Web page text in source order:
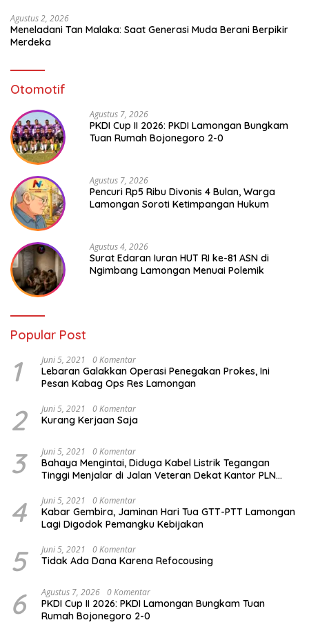
Agustus 2, 2026
Meneladani Tan Malaka: Saat Generasi Muda Berani Berpikir
Merdeka
Otomotif
Agustus 7, 2026
PKDI Cup II 2026: PKDI Lamongan Bungkam
Tuan Rumah Bojonegoro 2-0
Agustus 7, 2026
Pencuri Rp5 Ribu Divonis 4 Bulan, Warga
Lamongan Soroti Ketimpangan Hukum
Agustus 4, 2026
Surat Edaran Iuran HUT RI ke-81 ASN di
Ngimbang Lamongan Menuai Polemik
Popular Post
1 Juni 5, 2021 0 Komentar
Lebaran Galakkan Operasi Penegakan Prokes, Ini
Pesan Kabag Ops Res Lamongan
2 Juni 5, 2021 0 Komentar
Kurang Kerjaan Saja
3 Juni 5, 2021 0 Komentar
Bahaya Mengintai, Diduga Kabel Listrik Tegangan
Tinggi Menjalar di Jalan Veteran Dekat Kantor PLN
4 Juni 5, 2021 0 Komentar
Kabar Gembira, Jaminan Hari Tua GTT-PTT Lamongan
Lagi Digodok Pemangku Kebijakan
5 Juni 5, 2021 0 Komentar
Tidak Ada Dana Karena Refocousing
6 Agustus 7, 2026 0 Komentar
PKDI Cup II 2026: PKDI Lamongan Bungkam Tuan
Rumah Bojonegoro 2-0